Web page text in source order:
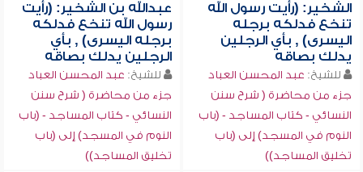
الشخير: (رأيت رسول الله
تنخع فدلكه برجله
اليسرى) , بأي الرجلين
يدلك بصاقه
للشيخ: عبد المحسن العباد
جزء من محاضرة ( شرح سنن
النسائي - كتاب المساجد - (باب
النوم في المسجد) إلى (باب
تخليق المساجد))
عبدالله بن الشخير: (رأيت
رسول الله تنخع فدلكه
برجله اليسرى) , بأي
الرجلين يدلك بصاقه
للشيخ: عبد المحسن العباد
جزء من محاضرة ( شرح سنن
النسائي - كتاب المساجد - (باب
النوم في المسجد) إلى (باب
تخليق المساجد))